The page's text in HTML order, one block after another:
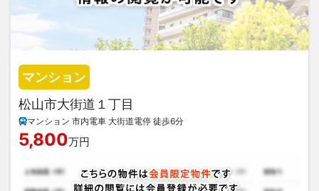
マンション
松山市大街道１丁目
マンション 市内電車 大街道電停 徒歩6分
5,800万円